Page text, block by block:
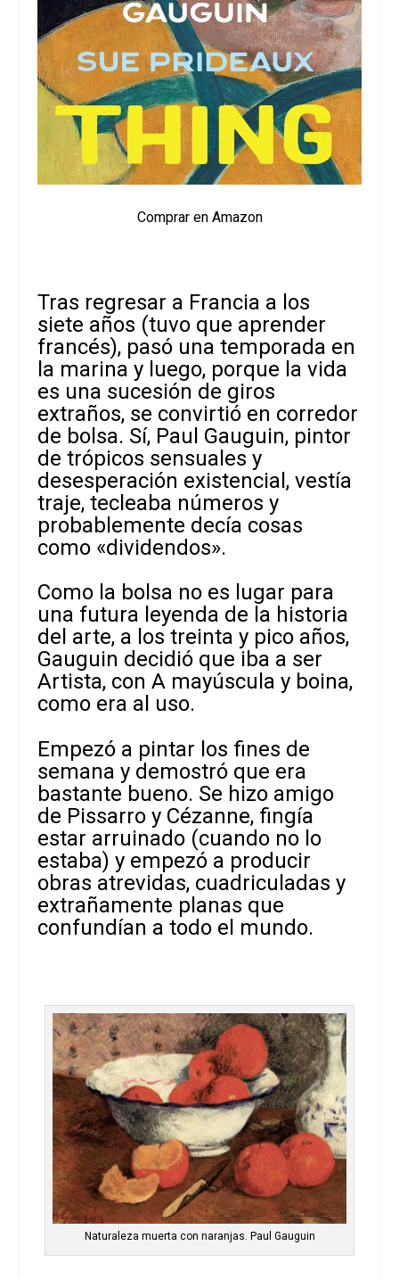
Comprar en Amazon
Tras regresar a Francia a los
siete años (tuvo que aprender
francés), pasó una temporada en
la marina y luego, porque la vida
es una sucesión de giros
extraños, se convirtió en corredor
de bolsa. Sí, Paul Gauguin, pintor
de trópicos sensuales y
desesperación existencial, vestía
traje, tecleaba números y
probablemente decía cosas
como «dividendos».
Como la bolsa no es lugar para
una futura leyenda de la historia
del arte, a los treinta y pico años,
Gauguin decidió que iba a ser
Artista, con A mayúscula y boina,
como era al uso.
Empezó a pintar los fines de
semana y demostró que era
bastante bueno. Se hizo amigo
de Pissarro y Cézanne, fingía
estar arruinado (cuando no lo
estaba) y empezó a producir
obras atrevidas, cuadriculadas y
extrañamente planas que
confundían a todo el mundo.
Naturaleza muerta con naranjas. Paul Gauguin